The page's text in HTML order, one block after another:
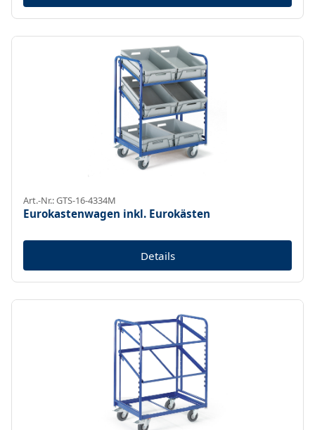
Art.-Nr.: GTS-16-4334M
Eurokastenwagen inkl. Eurokästen
Details